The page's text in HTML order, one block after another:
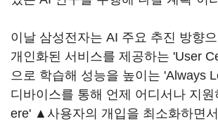
이날 삼성전자는 AI 주요 추진 방향
개인화된 서비스를 제공하는 'User
으로 학습해 성능을 높이는 'Always
디바이스를 통해 언제 어디서나 지
ere' ▲사용자의 개입을 최소화하면